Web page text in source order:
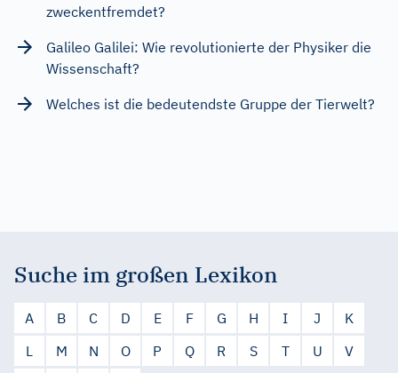
zweckentfremdet?
Galileo Galilei: Wie revolutionierte der Physiker die
Wissenschaft?
Welches ist die bedeutendste Gruppe der Tierwelt?
Suche im großen Lexikon
A B C D E F G H I J
K
L
M N O P Q R S T U
V